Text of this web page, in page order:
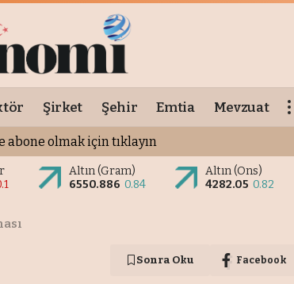
Şirket Şehir Emtia Mevzuat
abone olmak için tıklayın
Altın (Gram)
6550.886 0.84
Altın (Ons)
4282.05 0.82
Sonra Oku Facebook